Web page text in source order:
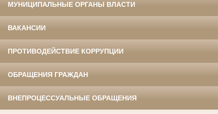
МУНИЦИПАЛЬНЫЕ ОРГАНЫ ВЛАСТИ
ВАКАНСИИ
ПРОТИВОДЕЙСТВИЕ КОРРУПЦИИ
ОБРАЩЕНИЯ ГРАЖДАН
ВНЕПРОЦЕССУАЛЬНЫЕ ОБРАЩЕНИЯ